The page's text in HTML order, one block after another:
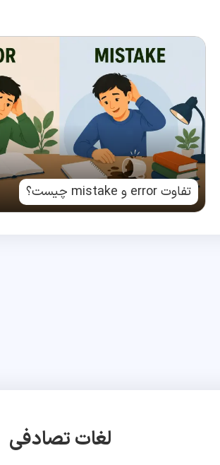
تفاوت error و mistake چیست؟
لغات تصادفی